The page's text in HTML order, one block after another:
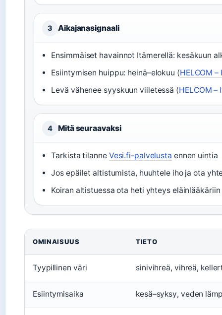
3 Aikajanasignaali
Ensimmäiset havainnot Itämerellä: kesäkuun
Esiintymisen huippu: heinä–elokuu (HELCOM
Levä vähenee syyskuun viiletessä (HELCOM
4 Mitä seuraavaksi
Tarkista tilanne Vesi.fi-palvelusta ennen uintia
Jos epäilet altistumista, huuhtele iho ja ota
Koiran altistuessa ota heti yhteys eläinlääkäriin
OMINAISUUS TIETO
Tyypillinen väri sinivihreä, vihreä,
Esiintymisaika kesä–syksy, veden